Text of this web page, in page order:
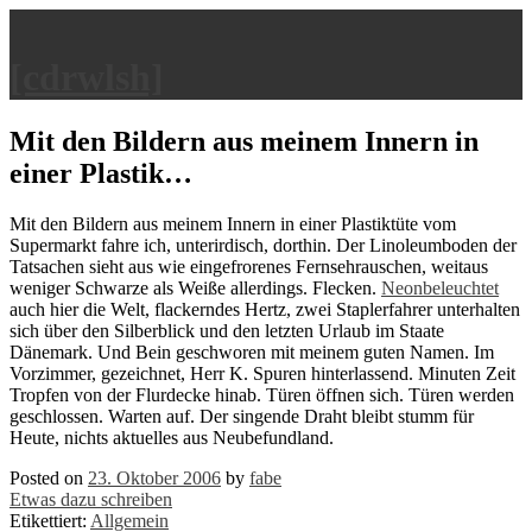
Mit den Bildern aus meinem Innern in
einer Plastik…
Mit den Bildern aus meinem Innern in einer Plastiktüte vom
Supermarkt fahre ich, unterirdisch, dorthin. Der Linoleumboden der
Tatsachen sieht aus wie eingefrorenes Fernsehrauschen, weitaus
weniger Schwarze als Weiße allerdings. Flecken. Neonbeleuchtet
auch hier die Welt, flackerndes Hertz, zwei Staplerfahrer unterhalten
sich über den Silberblick und den letzten Urlaub im Staate
Dänemark. Und Bein geschworen mit meinem guten Namen. Im
Vorzimmer, gezeichnet, Herr K. Spuren hinterlassend. Minuten Zeit
Tropfen von der Flurdecke hinab. Türen öffnen sich. Türen werden
geschlossen. Warten auf. Der singende Draht bleibt stumm für
Heute, nichts aktuelles aus Neubefundland.
Posted on 23. Oktober 2006 by fabe
Etwas dazu schreiben
Etikettiert: Allgemein